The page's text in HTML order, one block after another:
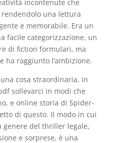
incontenute che
una lettura
e memorabile. Era un
facile categorizzazione, un
di fiction formulari, ma
ha raggiunto l’ambizione.
cosa straordinaria, in
sollevarci in modi che
e online storia di Spider-
di questo. Il modo in cui
genere del thriller legale,
e sorprese, è una